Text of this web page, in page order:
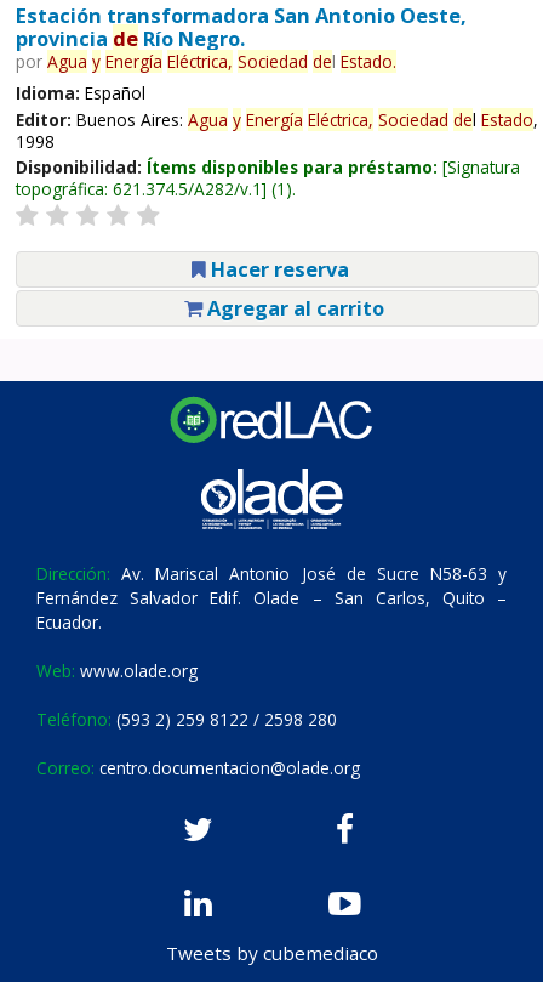
Estación transformadora San Antonio Oeste,
provincia deRío Negro.
por Agua y Energía Eléctrica, Sociedad del Estado.
Idioma: Español
Editor: Buenos Aires: Agua y Energía Eléctrica, Sociedad del Estado,
1998
Disponibilidad: Ítems disponibles para préstamo: Signatura
topográfica: 621.374.5/A282/v.1 (1).
Hacer reserva
Agregar al carrito
Dirección: Av. Mariscal Antonio José de Sucre N58-63 y
Fernández Salvador Edif. Olade – San Carlos, Quito –
Ecuador.
Web: www.olade.org
Teléfono: (593 2) 259 8122 / 2598 280
Correo: centro.documentacion@olade.org
Tweets by cubemediaco